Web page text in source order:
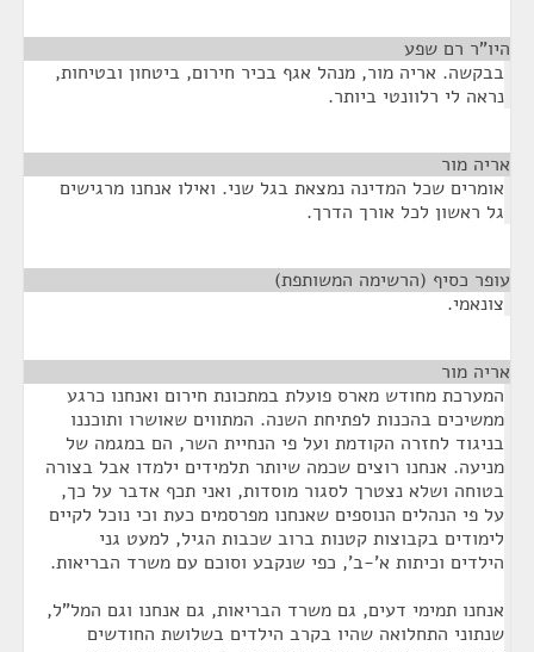
היו"ר רם שפע
בבקשה. אריה מור, מנהל אגף בכיר חירום, ביטחון ובטיחות,
נראה לי רלוונטי ביותר.
אריה מור
אומרים שכל המדינה נמצאת בגל שני. ואילו אנחנו מרגישים
גל ראשון לכל אורך הדרך.
עופר כסיף (הרשימה המשותפת)
צונאמי.
אריה מור
המערכת מחודש מארס פועלת במתכונת חירום ואנחנו כרגע
ממשיכים בהכנות לפתיחת השנה. המתווים שאושרו ותוכננו
בניגוד לחזרה הקודמת ועל פי הנחיית השר, הם במגמה של
מניעה. אנחנו רוצים שכמה שיותר תלמידים ילמדו אבל בצורה
בטוחה ושלא נצטרך לסגור מוסדות, ואני תכף אדבר על כך,
על פי הנהלים הנוספים שאנחנו מפרסמים כעת וכי נוכל לקיים
לימודים בקבוצות קטנות ברוב שכבות הגיל, למעט גני
הילדים וכיתות א'-ב', כפי שנקבע וסוכם עם משרד הבריאות.
אנחנו תמימי דעים, גם משרד הבריאות, גם אנחנו וגם המל"ל,
שנתוני התחלואה שהיו בקרב הילדים בשלושת החודשים